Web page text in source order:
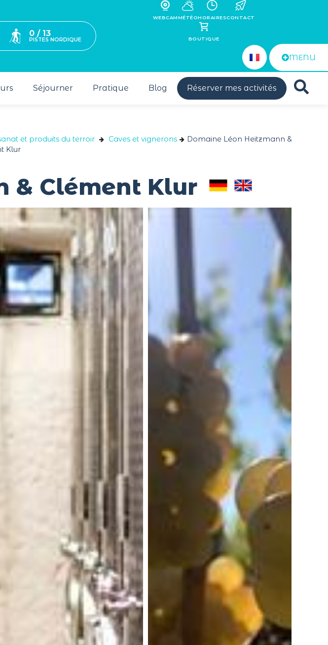
0 / 13
PISTES NORDIQUE
WEBCAMMÉTÉOHORAIRESCONTACT
BOUTIQUE
MENU
Séjourner Pratique Blog Réserver mes activités
et produits du terroir Caves et vignerons
Domaine Léon Heitzmann &
Klur
& Clément Klur